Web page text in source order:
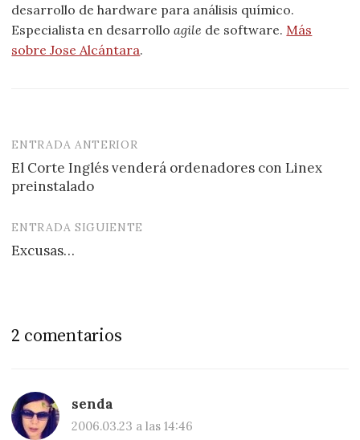
desarrollo de hardware para análisis químico.
Especialista en desarrolloagile de software. Más
sobre Jose Alcántara.
Navegación
de
ENTRADA ANTERIOR
El Corte Inglés venderá ordenadores con Linex
preinstalado
ENTRADA SIGUIENTE
Excusas…
2 comentarios
senda
2006.03.23 a las 14:46